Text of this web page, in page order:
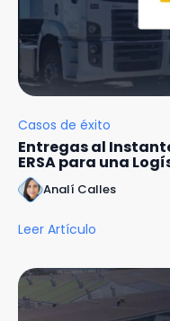
Casos de éxito
Entregas al
ERSA para una
Analí Calles
Leer Artículo